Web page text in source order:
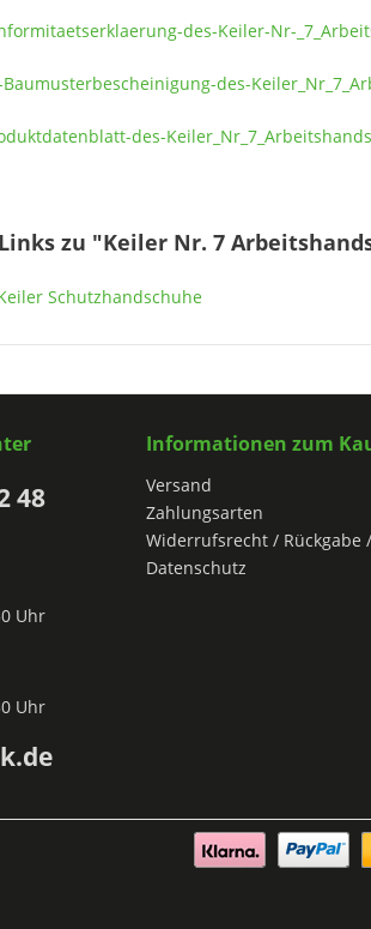
des-Keiler-Nr-
des-
des-
zu "Keiler Nr. 7
Schutzhandschuhe
48
Uhr
Uhr
Informationen zum
Versand
Zahlungsarten
Widerrufsrecht / Rückgabe
Datenschutz